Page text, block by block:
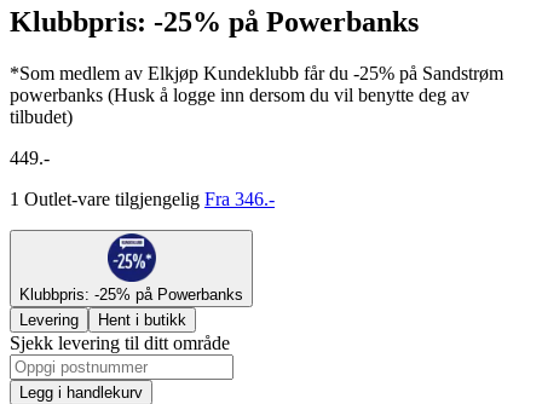
Klubbpris: -25% på Powerbanks
*Som medlem av Elkjøp Kundeklubb får du -25% på Sandstrøm
powerbanks (Husk å logge inn dersom du vil benytte deg av
tilbudet)
449.-
1 Outlet-vare tilgjengelig Fra 346.-
Klubbpris: -25% på Powerbanks
Levering
Hent i butikk
Sjekk levering til ditt område
Legg i handlekurv